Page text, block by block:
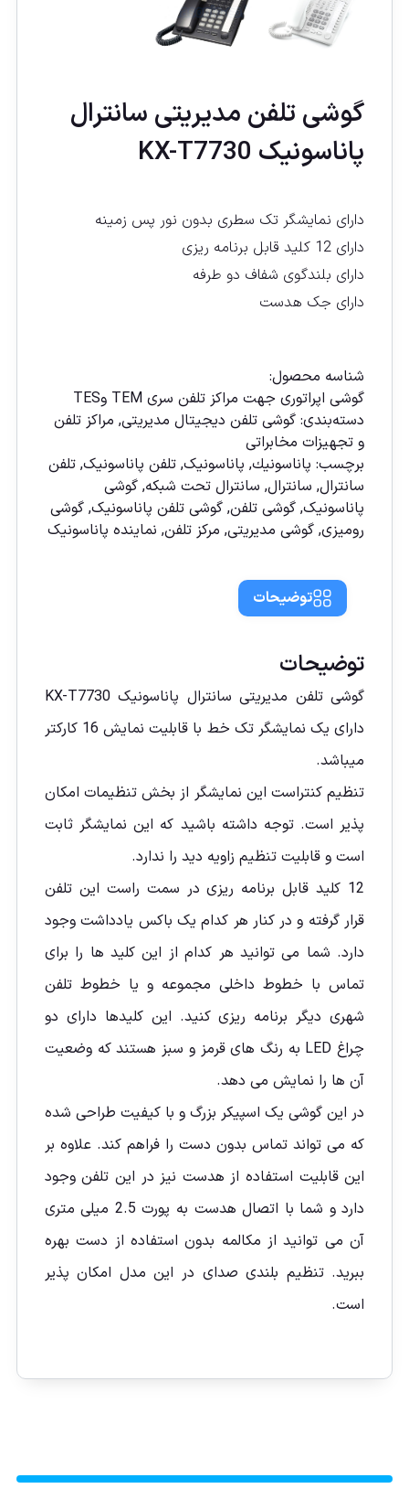
گوشی تلفن مديريتی سانترال
پاناسونیک KX-T7730
دارای نمایشگر تک سطری بدون نور پس زمینه
دارای 12 کلید قابل برنامه ریزی
دارای بلندگوی شفاف دو طرفه
دارای جک هدست
شناسه محصول:
گوشى اپراتورى جهت مراكز تلفن سرى TEM وTES
دسته‌بندی: گوشی تلفن دیجیتال مدیریتی, مراکز تلفن
و تجهیزات مخابراتی
برچسب: پاناسونیك, پاناسونیک, تلفن پاناسونیک, تلفن
سانترال, سانترال, سانترال تحت شبكه, گوشی
پاناسونیک, گوشی تلفن, گوشی تلفن پاناسونیک, گوشی
رومیزی, گوشی مدیریتی, مركز تلفن, نماينده پاناسونيک
توضیحات
توضیحات
گوشی تلفن مديريتی سانترال پاناسونیک KX-T7730
دارای یک نمایشگر تک خط با قابلیت نمایش 16 کارکتر
ميباشد.
تنظیم کنتراست این نمایشگر از بخش تنظیمات امکان
پذیر است. توجه داشته باشید که این نمایشگر ثابت
است و قابلیت تنظیم زاویه دید را ندارد.
12 کلید قابل برنامه ریزی در سمت راست این تلفن
قرار گرفته و در کنار هر کدام یک باکس یادداشت وجود
دارد. شما می توانید هر کدام از این کلید ها را برای
تماس با خطوط داخلی مجموعه و یا خطوط تلفن
شهری دیگر برنامه ریزی کنید. این کلیدها دارای دو
چراغ LED به رنگ‌ های قرمز و سبز هستند که وضعیت
آن‌ ها را نمایش می دهد.
در اين گوشی یک اسپیکر بزرگ و با کیفیت طراحی شده
که می تواند تماس بدون دست را فراهم کند. علاوه بر
این قابلیت استفاده از هدست نیز در این تلفن وجود
دارد و شما با اتصال هدست به پورت 2.5 میلی متری
آن می توانید از مکالمه بدون استفاده از دست بهره
ببرید. تنظیم بلندی صدای در این مدل امکان‌ پذیر
است.